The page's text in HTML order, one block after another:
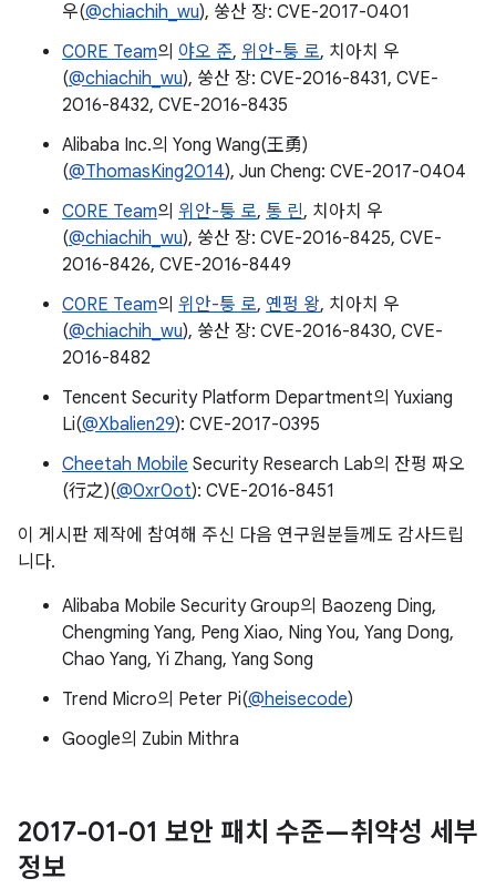
우(@chiachih_wu), 쑹산 장: CVE-2017-0401
C0RE Team의 야오 준, 위안-퉁 로, 치아치 우
(@chiachih_wu), 쑹산 장: CVE-2016-8431, CVE-
2016-8432, CVE-2016-8435
Alibaba Inc.의 Yong Wang(王勇)
(@ThomasKing2014), Jun Cheng: CVE-2017-0404
C0RE Team의 위안-퉁 로, 통 린, 치아치 우
(@chiachih_wu), 쑹산 장: CVE-2016-8425, CVE-
2016-8426, CVE-2016-8449
C0RE Team의 위안-퉁 로, 옌펑 왕, 치아치 우
(@chiachih_wu), 쑹산 장: CVE-2016-8430, CVE-
2016-8482
Tencent Security Platform Department의 Yuxiang
Li(@Xbalien29): CVE-2017-0395
Cheetah Mobile Security Research Lab의 잔펑 짜오
(行之)(@0xr0ot): CVE-2016-8451
이 게시판 제작에 참여해 주신 다음 연구원분들께도 감사드립
니다.
Alibaba Mobile Security Group의 Baozeng Ding,
Chengming Yang, Peng Xiao, Ning You, Yang Dong,
Chao Yang, Yi Zhang, Yang Song
Trend Micro의 Peter Pi(@heisecode)
Google의 Zubin Mithra
2017-01-01 보안 패치 수준—취약성 세부
정보